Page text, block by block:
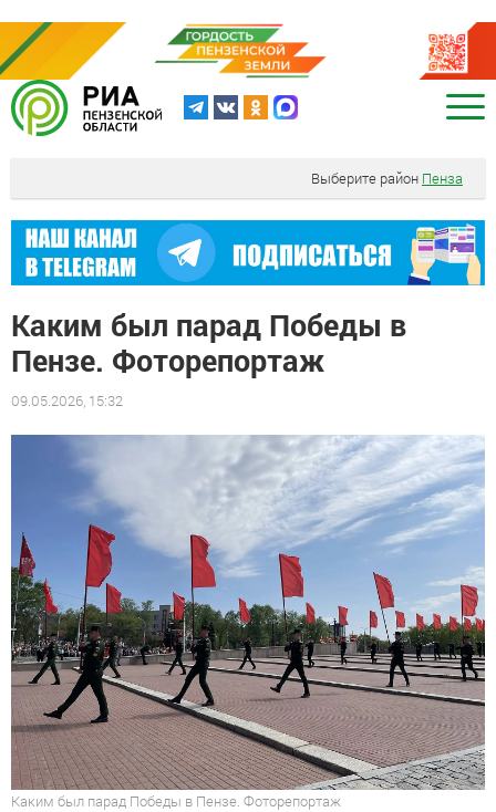
Выберите район Пенза
Каким был парад Победы в
Пензе. Фоторепортаж
09.05.2026, 15:32
Каким был парад Победы в Пензе. Фоторепортаж